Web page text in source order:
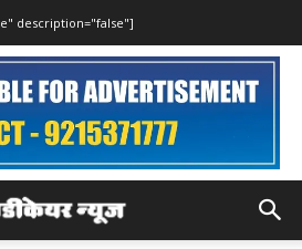
description="false"]